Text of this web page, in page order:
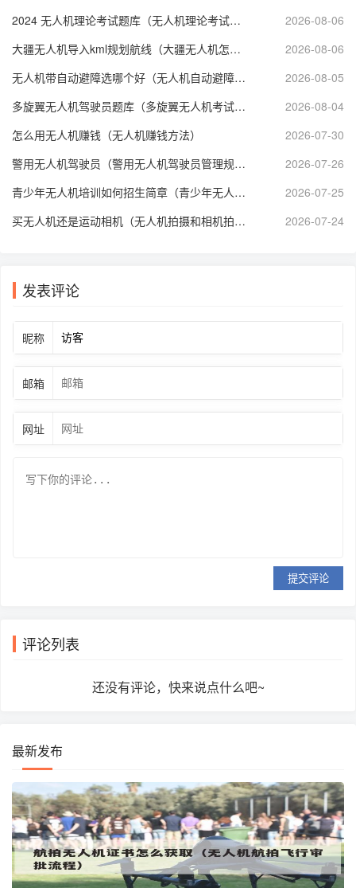
2024 无人机理论考试题库（无人机理论考试题库免费下载）
2026-08-06
大疆无人机导入kml规划航线（大疆无人机怎么设置航线起止点）
2026-08-06
无人机带自动避障选哪个好（无人机自动避障和GPS哪个好）
2026-08-05
多旋翼无人机驾驶员题库（多旋翼无人机考试技巧）
2026-08-04
怎么用无人机赚钱（无人机赚钱方法）
2026-07-30
警用无人机驾驶员（警用无人机驾驶员管理规定）
2026-07-26
青少年无人机培训如何招生简章（青少年无人机等级考试培训）
2026-07-25
买无人机还是运动相机（无人机拍摄和相机拍摄哪个好）
2026-07-24
发表评论
昵称
邮箱
网址
提交评论
评论列表
还没有评论，快来说点什么吧~
最新发布